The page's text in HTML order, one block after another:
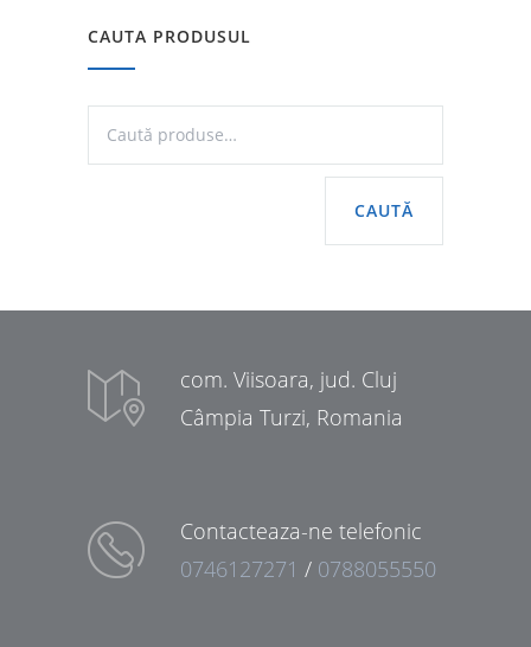
CAUTA PRODUSUL
CAUTĂ
com. Viisoara, jud. Cluj
Câmpia Turzi, Romania
Contacteaza-ne telefonic
0746127271 / 0788055550